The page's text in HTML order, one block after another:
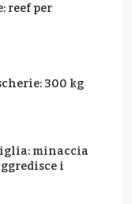
reef per
300 kg
minaccia
i